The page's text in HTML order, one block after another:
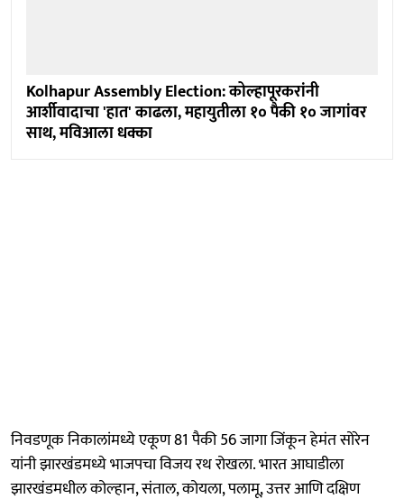
Kolhapur Assembly Election: कोल्हापूरकरांनी
आर्शीवादाचा 'हात' काढला, महायुतीला १० पैकी १० जागांवर
साथ, मविआला धक्का
निवडणूक निकालांमध्ये एकूण 81 पैकी 56 जागा जिंकून हेमंत सोरेन
यांनी झारखंडमध्ये भाजपचा विजय रथ रोखला. भारत आघाडीला
झारखंडमधील कोल्हान, संताल, कोयला, पलामू, उत्तर आणि दक्षिण